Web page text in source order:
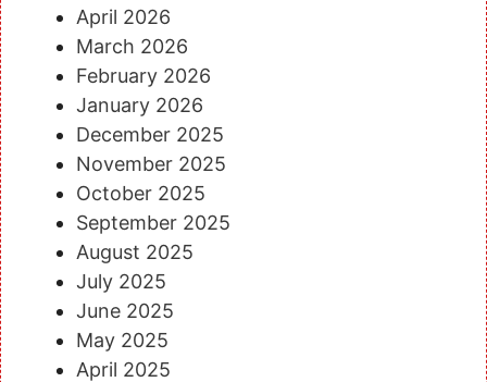
April 2026
March 2026
February 2026
January 2026
December 2025
November 2025
October 2025
September 2025
August 2025
July 2025
June 2025
May 2025
April 2025